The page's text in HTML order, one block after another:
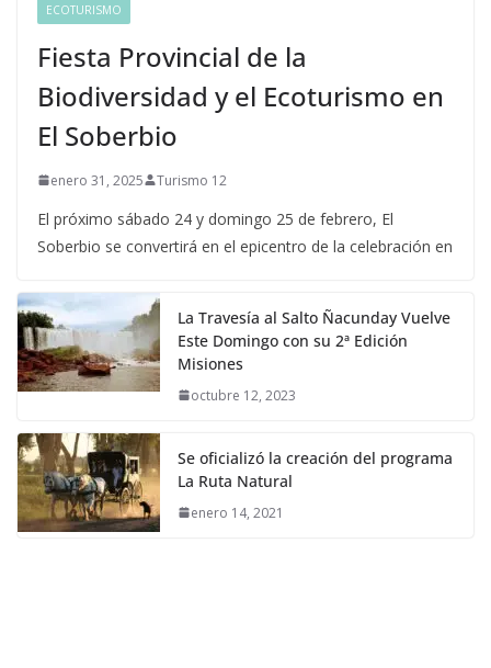
ECOTURISMO
Fiesta Provincial de la
Biodiversidad y el Ecoturismo en
El Soberbio
enero 31, 2025 Turismo 12
El próximo sábado 24 y domingo 25 de febrero, El
Soberbio se convertirá en el epicentro de la celebración en
La Travesía al Salto Ñacunday Vuelve
Este Domingo con su 2ª Edición
Misiones
octubre 12, 2023
Se oficializó la creación del programa
La Ruta Natural
enero 14, 2021